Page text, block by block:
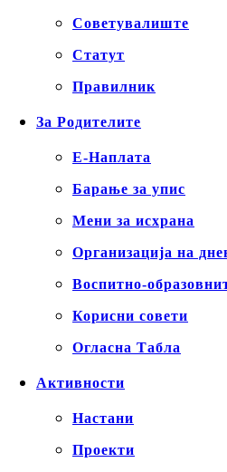
Советувалиште
Статут
Правилник
За Родителите
Е-Наплата
Барање за упис
Мени за исхрана
Организација на
Воспитно-
Корисни совети
Огласна Табла
Активности
Настани
Проекти